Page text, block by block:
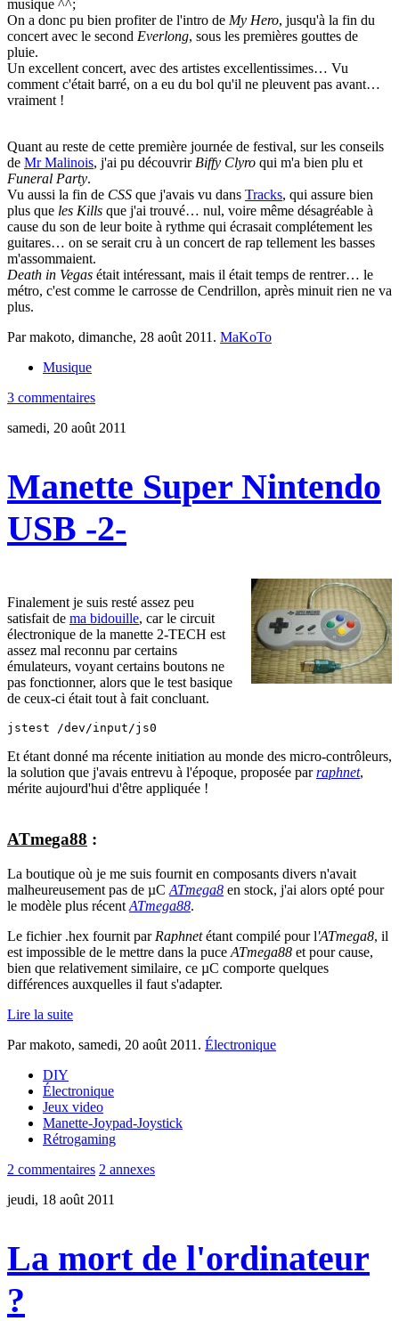
musique ^^;
On a donc pu bien profiter de l'intro de My Hero, jusqu'à la fin du
concert avec le second Everlong, sous les premières gouttes de
pluie.
Un excellent concert, avec des artistes excellentissimes… Vu
comment c'était barré, on a eu du bol qu'il ne pleuvent pas avant…
vraiment !
Quant au reste de cette première journée de festival, sur les conseils
de Mr Malinois, j'ai pu découvrir Biffy Clyro qui m'a bien plu et
Funeral Party.
Vu aussi la fin de CSS que j'avais vu dans Tracks, qui assure bien
plus que les Kills que j'ai trouvé… nul, voire même désagréable à
cause du son de leur boite à rythme qui écrasait complétement les
guitares… on se serait cru à un concert de rap tellement les basses
m'assommaient.
Death in Vegas était intéressant, mais il était temps de rentrer… le
métro, c'est comme le carrosse de Cendrillon, après minuit rien ne va
plus.
Par makoto, dimanche, 28 août 2011 . MaKoTo
Musique
3 commentaires
samedi, 20 août 2011
Manette Super Nintendo
USB -2-
Finalement je suis resté assez peu
satisfait de ma bidouille, car le circuit
électronique de la manette 2-TECH est
assez mal reconnu par certains
émulateurs, voyant certains boutons ne
pas fonctionner, alors que le test basique
de ceux-ci était tout à fait concluant.
jstest /dev/input/js0
Et étant donné ma récente initiation au monde des micro-contrôleurs,
la solution que j'avais entrevu à l'époque, proposée parraphnet,
mérite aujourd'hui d'être appliquée !
ATmega88 :
La boutique où je me suis fournit en composants divers n'avait
malheureusement pas de µC ATmega8 en stock, j'ai alors opté pour
le modèle plus récent ATmega88.
Le fichier .hex fournit par Raphnetétant compilé pour l'ATmega8, il
est impossible de le mettre dans la puce ATmega88 et pour cause,
bien que relativement similaire, ce µC comporte quelques
différences auxquelles il faut s'adapter.
Lire la suite
Par makoto, samedi, 20 août 2011 . Électronique
DIY
Électronique
Jeux video
Manette-Joypad-Joystick
Rétrogaming
2 commentaires 2 annexes
jeudi, 18 août 2011
La mort de l'ordinateur
?